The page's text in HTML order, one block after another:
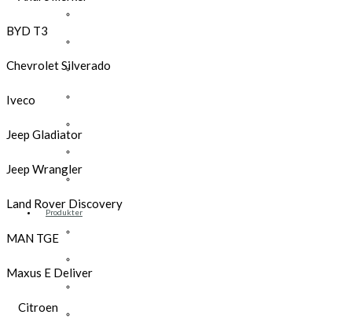
Renault
Produkter
BYD T3
Chevrolet Silverado
Iveco
Jeep Gladiator
Jeep Wrangler
Land Rover Discovery
MAN TGE
Maxus E Deliver
Citroen